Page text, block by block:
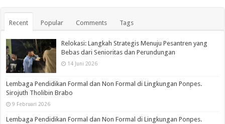
Recent Popular Comments Tags
Relokasi: Langkah Strategis Menuju Pesantren yang
Bebas dari Senioritas dan Perundungan
14 Juni 2026
Lembaga Pendidikan Formal dan Non Formal di Lingkungan Ponpes.
Sirojuth Tholibin Brabo
9 Februari 2026
Lembaga Pendidikan Formal dan Non Formal di Lingkungan Ponpes.